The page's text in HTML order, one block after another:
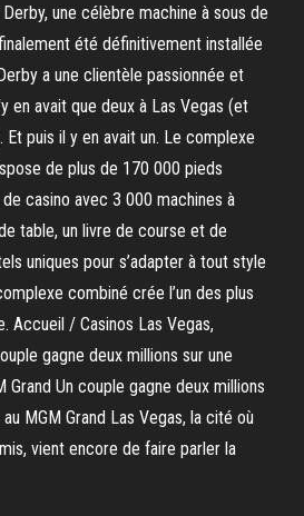
une célèbre machine à sous de
été définitivement installée
a une clientèle passionnée et
en avait que deux à Las Vegas (et
puis il y en avait un. Le complexe
de plus de 170 000 pieds
casino avec 3 000 machines à
table, un livre de course et de
uniques pour s’adapter à tout style
combiné crée l’un des plus
Accueil / Casinos Las Vegas,
gagne deux millions sur une
Grand Un couple gagne deux millions
MGM Grand Las Vegas, la cité où
vient encore de faire parler la